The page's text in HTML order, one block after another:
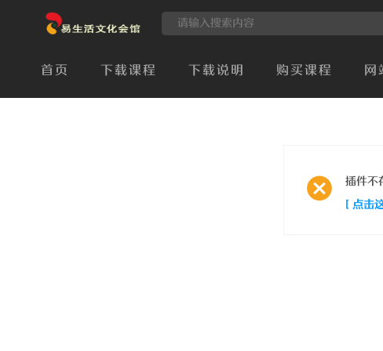
首页 下载课程 下载说明 购买课程 网
插件不
[ 点击